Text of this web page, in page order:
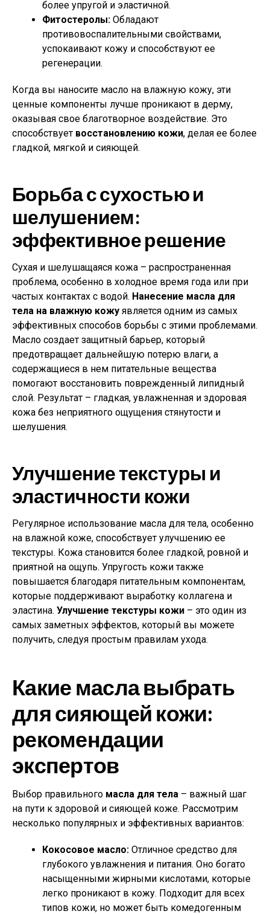
более упругой и эластичной.
Фитостеролы: Обладают
противовоспалительными свойствами,
успокаивают кожу и способствуют ее
регенерации.
Когда вы наносите масло на влажную кожу, эти
ценные компоненты лучше проникают в дерму,
оказывая свое благотворное воздействие. Это
способствует восстановлению кожи, делая ее более
гладкой, мягкой и сияющей.
Борьба с сухостью и
шелушением:
эффективное решение
Сухая и шелушащаяся кожа – распространенная
проблема, особенно в холодное время года или при
частых контактах с водой. Нанесение масла для
тела на влажную кожу является одним из самых
эффективных способов борьбы с этими проблемами.
Масло создает защитный барьер, который
предотвращает дальнейшую потерю влаги, а
содержащиеся в нем питательные вещества
помогают восстановить поврежденный липидный
слой. Результат – гладкая, увлажненная и здоровая
кожа без неприятного ощущения стянутости и
шелушения.
Улучшение текстуры и
эластичности кожи
Регулярное использование масла для тела, особенно
на влажной коже, способствует улучшению ее
текстуры. Кожа становится более гладкой, ровной и
приятной на ощупь. Упругость кожи также
повышается благодаря питательным компонентам,
которые поддерживают выработку коллагена и
эластина. Улучшение текстуры кожи – это один из
самых заметных эффектов, который вы можете
получить, следуя простым правилам ухода.
Какие масла выбрать
для сияющей кожи:
рекомендации
экспертов
Выбор правильного масла для тела – важный шаг
на пути к здоровой и сияющей коже. Рассмотрим
несколько популярных и эффективных вариантов:
Кокосовое масло: Отличное средство для
глубокого увлажнения и питания. Оно богато
насыщенными жирными кислотами, которые
легко проникают в кожу. Подходит для всех
типов кожи, но может быть комедогенным